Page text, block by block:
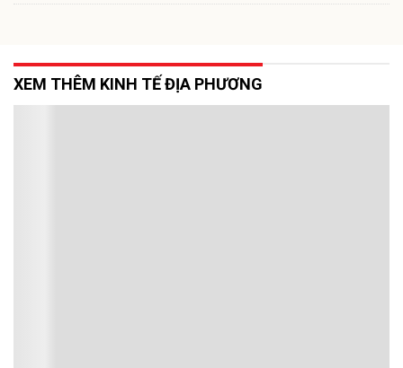
XEM THÊM KINH TẾ ĐỊA PHƯƠNG